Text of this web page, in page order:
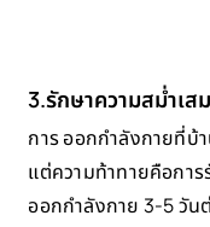
3.รักษาความสม่ำเส
การ ออกกำลังกายที่บ้
แต่ความท้าทายคือการ
ออกกำลังกาย 3-5 วัน